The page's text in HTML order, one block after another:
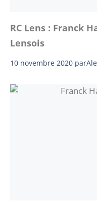
RC Lens : Franck
Lensois
10 novembre 2020 par